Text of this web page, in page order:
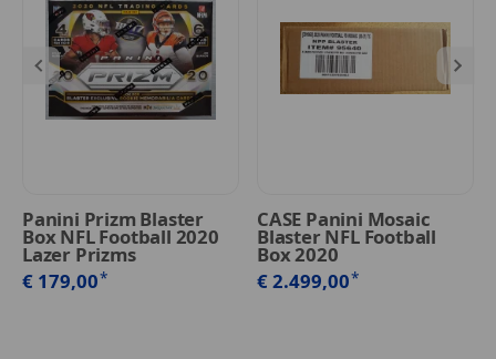
Panini Prizm Blaster
Box NFL Football 2020
Lazer Prizms
€ 179,00*
CASE Panini Mosaic
Blaster NFL Football
Box 2020
€ 2.499,00*